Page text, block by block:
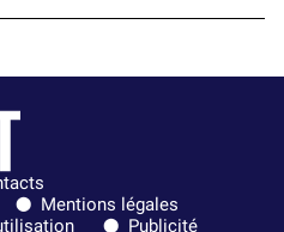
Mentions légales
Publicité